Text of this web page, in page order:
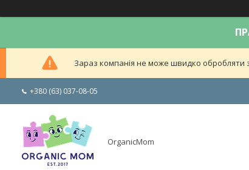
Зараз компанія не може швидко обробляти
+380 (63) 037-08-05
OrganicMom